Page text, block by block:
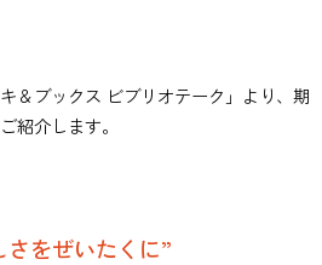
＆ブックス ビブリオテーク」より、期
紹介します。
をぜいたくに”